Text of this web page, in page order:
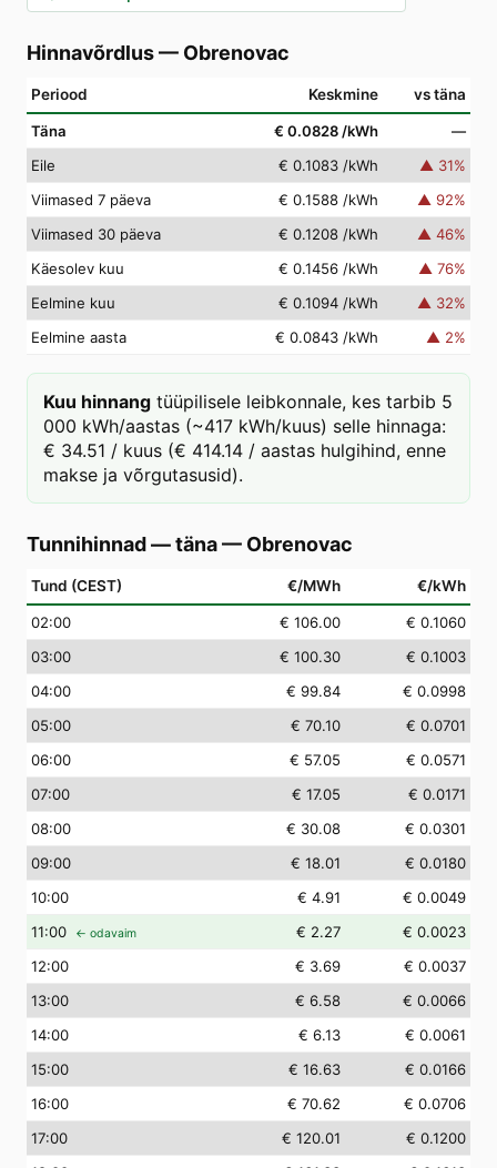
Hinnavõrdlus— Obrenovac
Periood Keskmine vs täna
Täna € 0.0828 /kWh
—
Eile
€ 0.1083 /kWh ▲ 31%
Viimased 7 päeva
€ 0.1588 /kWh ▲ 92%
Viimased 30 päeva
€ 0.1208 /kWh ▲ 46%
Käesolev kuu
€ 0.1456 /kWh ▲ 76%
Eelmine kuu
€ 0.1094 /kWh ▲ 32%
Eelmine aasta
€ 0.0843 /kWh ▲ 2%
Kuu hinnang tüüpilisele leibkonnale, kes tarbib 5
000 kWh/aastas (~417 kWh/kuus) selle hinnaga:
€ 34.51 / kuus (€ 414.14 / aastas hulgihind, enne
makse ja võrgutasusid).
Tunnihinnad — täna— Obrenovac
Tund (CEST) €/MWh €/kWh
02:00 € 106.00
€ 0.1060
03:00 € 100.30
€ 0.1003
04:00 € 99.84
€ 0.0998
05:00 € 70.10
€ 0.0701
06:00 € 57.05
€ 0.0571
07:00 € 17.05
€ 0.0171
08:00 € 30.08
€ 0.0301
09:00 € 18.01
€ 0.0180
10:00 € 4.91
€ 0.0049
11:00 ← odavaim € 2.27
€ 0.0023
12:00 € 3.69
€ 0.0037
13:00 € 6.58
€ 0.0066
14:00 € 6.13
€ 0.0061
15:00 € 16.63
€ 0.0166
16:00 € 70.62
€ 0.0706
17:00 € 120.01
€ 0.1200